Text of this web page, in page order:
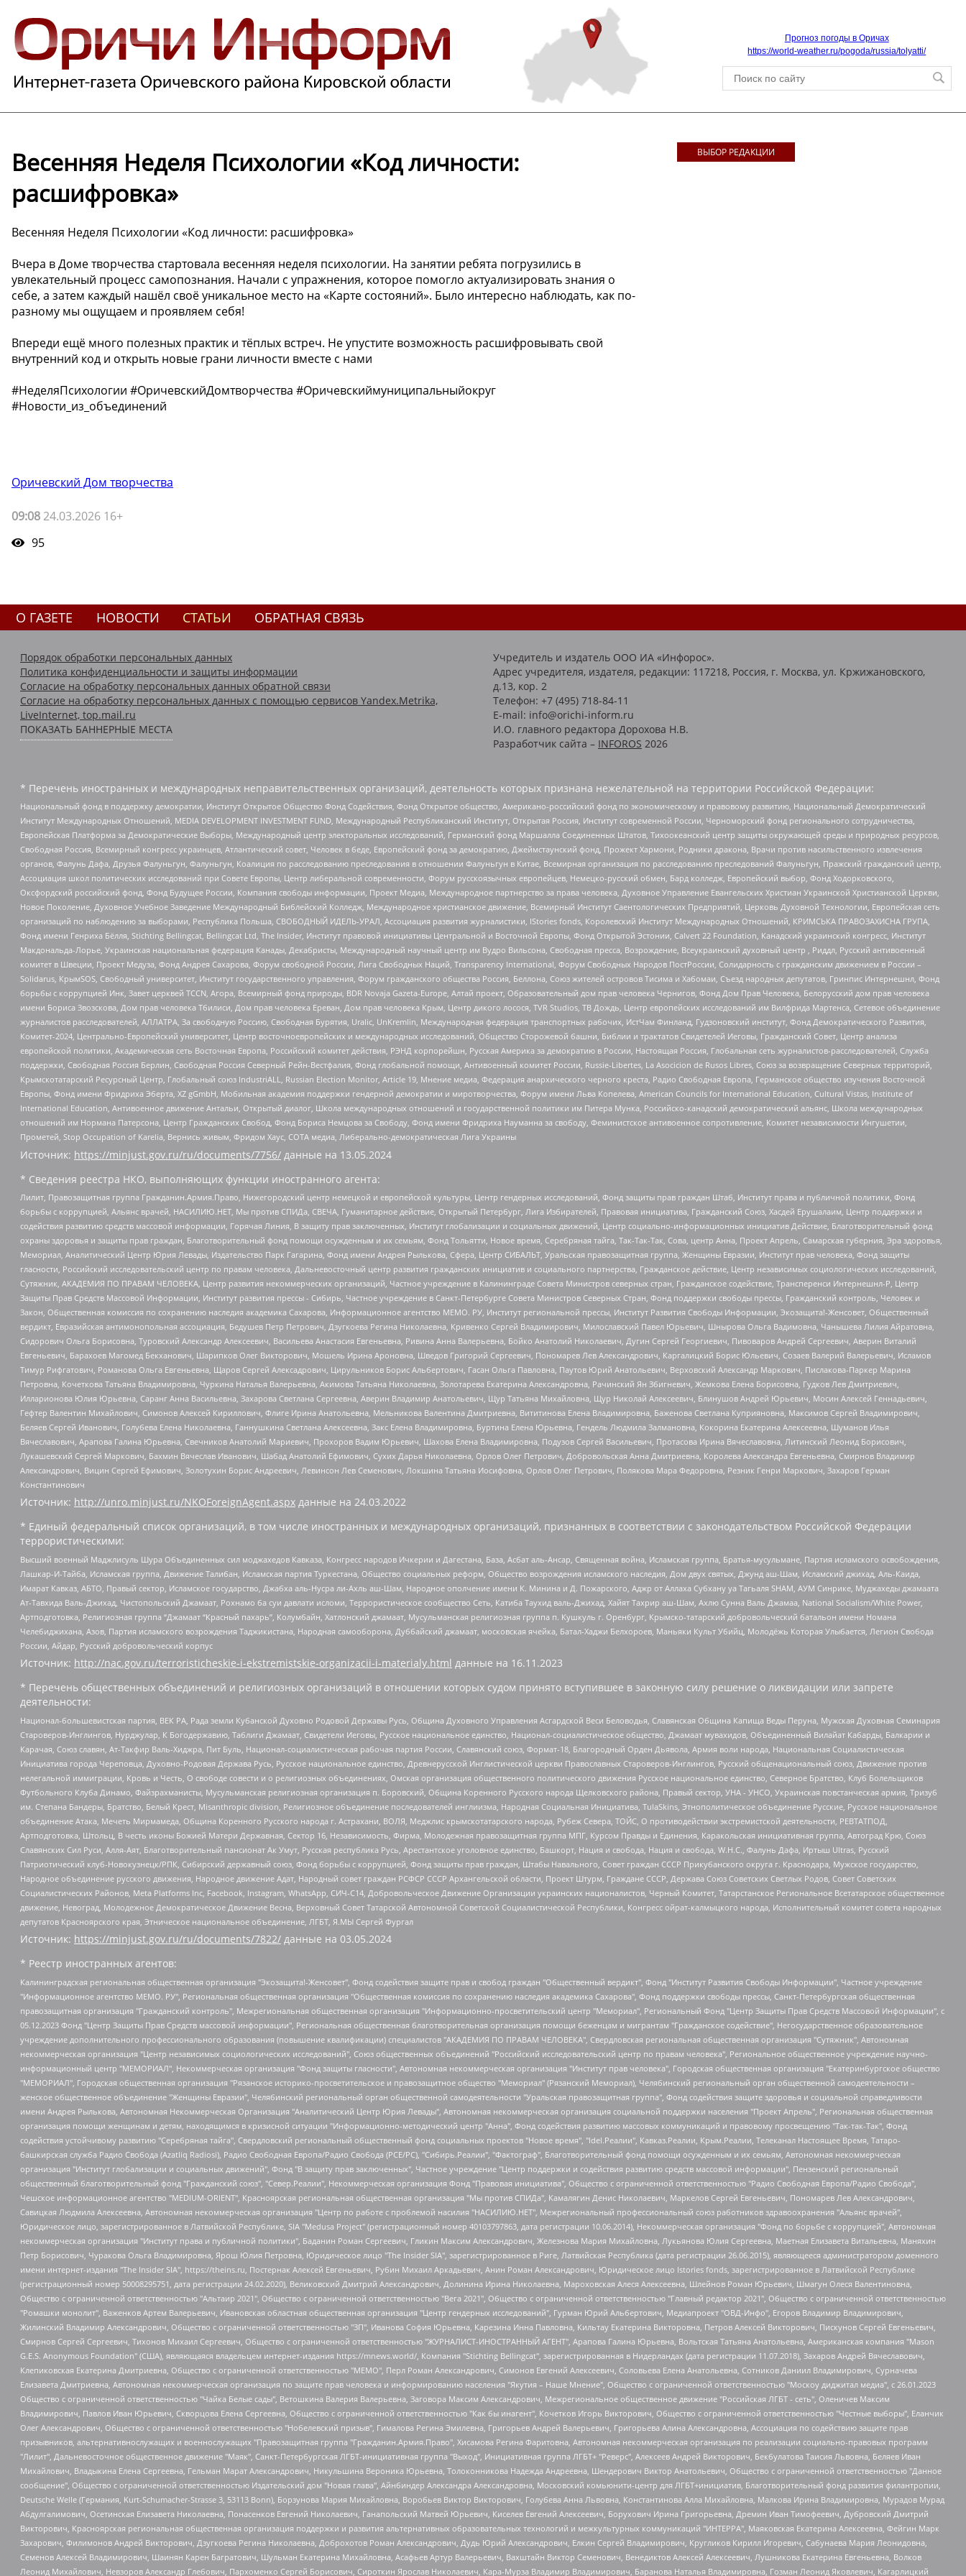
Прогноз погоды в Оричах
https://world-weather.ru/pogoda/russia/tolyatti/
Весенняя Неделя Психологии «Код личности:
расшифровка»
Весенняя Неделя Психологии «Код личности: расшифровка»
Вчера в Доме творчества стартовала весенняя неделя психологии. На занятии ребята погрузились в
увлекательный процесс самопознания. Начали с упражнения, которое помогло актуализировать знания о
себе, а затем каждый нашёл своё уникальное место на «Карте состояний». Было интересно наблюдать, как по-
разному мы ощущаем и проявляем себя!
Впереди ещё много полезных практик и тёплых встреч. Не упустите возможность расшифровывать свой
внутренний код и открыть новые грани личности вместе с нами ️
#НеделяПсихологии #ОричевскийДомтворчества #Оричевскиймуниципальныйокруг
#Новости_из_объединений
Оричевский Дом творчества
09:08 24.03.2026 16+
95
ВЫБОР РЕДАКЦИИ
О ГАЗЕТЕ НОВОСТИ СТАТЬИ ОБРАТНАЯ СВЯЗЬ
Порядок обработки персональных данных
Политика конфиденциальности и защиты информации
Согласие на обработку персональных данных обратной связи
Согласие на обработку персональных данных с помощью сервисов Yandex.Metrika,
LiveInternet, top.mail.ru
ПОКАЗАТЬ БАННЕРНЫЕ МЕСТА
Учредитель и издатель ООО ИА «Инфорос».
Адрес учредителя, издателя, редакции: 117218, Россия, г. Москва, ул. Кржижановского,
д.13, кор. 2
Телефон: +7 (495) 718-84-11
E-mail: info@orichi-inform.ru
И.О. главного редактора Дорохова Н.В.
Разработчик сайта – INFOROS 2026
* Перечень иностранных и международных неправительственных организаций, деятельность которых признана нежелательной на территории Российской Федерации:
Национальный фонд в поддержку демократии, Институт Открытое Общество Фонд Содействия, Фонд Открытое общество, Американо-российский фонд по экономическому и правовому развитию, Национальный Демократический
Институт Международных Отношений, MEDIA DEVELOPMENT INVESTMENT FUND, Международный Республиканский Институт, Открытая Россия, Институт современной России, Черноморский фонд регионального сотрудничества,
Европейская Платформа за Демократические Выборы, Международный центр электоральных исследований, Германский фонд Маршалла Соединенных Штатов, Тихоокеанский центр защиты окружающей среды и природных ресурсов,
Свободная Россия, Всемирный конгресс украинцев, Атлантический совет, Человек в беде, Европейский фонд за демократию, Джеймстаунский фонд, Прожект Хармони, Родники дракона, Врачи против насильственного извлечения
органов, Фалунь Дафа, Друзья Фалуньгун, Фалуньгун, Коалиция по расследованию преследования в отношении Фалуньгун в Китае, Всемирная организация по расследованию преследований Фалуньгун, Пражский гражданский центр,
Ассоциация школ политических исследований при Совете Европы, Центр либеральной современности, Форум русскоязычных европейцев, Немецко-русский обмен, Бард колледж, Европейский выбор, Фонд Ходорковского,
Оксфордский российский фонд, Фонд Будущее России, Компания свободы информации, Проект Медиа, Международное партнерство за права человека, Духовное Управление Евангельских Христиан Украинской Христианской Церкви,
Новое Поколение, Духовное Учебное Заведение Международный Библейский Колледж, Международное христианское движение, Всемирный Институт Саентологических Предприятий, Церковь Духовной Технологии, Европейская сеть
организаций по наблюдению за выборами, Республика Польша, СВОБОДНЫЙ ИДЕЛЬ-УРАЛ, Ассоциация развития журналистики, IStories fonds, Королевский Институт Международных Отношений, КРИМСЬКА ПРАВОЗАХИСНА ГРУПА,
Фонд имени Генриха Бёлля, Stichting Bellingcat, Bellingcat Ltd, The Insider, Институт правовой инициативы Центральной и Восточной Европы, Фонд Открытой Эстонии, Calvert 22 Foundation, Канадский украинский конгресс, Институт
Макдональда-Лорье, Украинская национальная федерация Канады, Декабристы, Международный научный центр им Вудро Вильсона, Свободная пресса, Возрождение, Всеукраинский духовный центр , Риддл, Русский антивоенный
комитет в Швеции, Проект Медуза, Фонд Андрея Сахарова, Форум свободной России, Лига Свободных Наций, Transparеncy International, Форум Свободных Народов ПостРоссии, Солидарность с гражданским движением в России –
Solidarus, КрымSOS, Свободный университет, Институт государственного управления, Форум гражданского общества Россия, Беллона, Союз жителей островов Тисима и Хабомаи, Съезд народных депутатов, Гринпис Интернешнл, Фонд
борьбы с коррупцией Инк, Завет церквей TCCN, Агора, Всемирный фонд природы, BDR Novaja Gazeta-Europe, Алтай проект, Образовательный дом прав человека Чернигов, Фонд Дом Прав Человека, Белорусский дом прав человека
имени Бориса Звозскова, Дом прав человека Тбилиси, Дом прав человека Ереван, Дом прав человека Крым, Центр дикого лосося, TVR Studios, ТВ Дождь, Центр европейских исследований им Вилфрида Мартенса, Сетевое объединение
журналистов расследователей, АЛЛАТРА, За свободную Россию, Свободная Бурятия, Uralic, UnKremlin, Международная федерация транспортных рабочих, ИстЧам Финланд, Гудзоновский институт, Фонд Демократического Развития,
Комитет-2024, Центрально-Европейский университет, Центр восточноевропейских и международных исследований, Общество Сторожевой башни, Библии и трактатов Свидетелей Иеговы, Гражданский Совет, Центр анализа
европейской политики, Академическая сеть Восточная Европа, Российский комитет действия, РЭНД корпорейшн, Русская Америка за демократию в России, Настоящая Россия, Глобальная сеть журналистов-расследователей, Служба
поддержки, Свободная Россия Берлин, Свободная Россия Северный Рейн-Вестфалия, Фонд глобальной помощи, Антивоенный комитет России, Russie-Libertes, La Asocicion de Rusos Libres, Союз за возвращение Северных территорий,
Крымскотатарский Ресурсный Центр, Глобальный союз IndustriALL, Russian Election Monitor, Article 19, Мнение медиа, Федерация анархического черного креста, Радио Свободная Европа, Германское общество изучения Восточной
Европы, Фонд имени Фридриха Эберта, XZ gGmbH, Мобильная академия поддержки гендерной демократии и миротворчества, Форум имени Льва Копелева, American Councils for International Education, Cultural Vistas, Institute of
International Education, Антивоенное движение Антальи, Открытый диалог, Школа международных отношений и государственной политики им Питера Мунка, Российско-канадский демократический альянс, Школа международных
отношений им Нормана Патерсона, Центр Гражданских Свобод, Фонд Бориса Немцова за Свободу, Фонд имени Фридриха Науманна за свободу, Феминистское антивоенное сопротивление, Комитет независимости Ингушетии,
Прометей, Stop Occupation of Karelia, Вернись живым, Фридом Хаус, СОТА медиа, Либерально-демократическая Лига Украины
Источник: https://minjust.gov.ru/ru/documents/7756/ данные на 13.05.2024
* Сведения реестра НКО, выполняющих функции иностранного агента:
Лилит, Правозащитная группа Гражданин.Армия.Право, Нижегородский центр немецкой и европейской культуры, Центр гендерных исследований, Фонд защиты прав граждан Штаб, Институт права и публичной политики, Фонд
борьбы с коррупцией, Альянс врачей, НАСИЛИЮ.НЕТ, Мы против СПИДа, СВЕЧА, Гуманитарное действие, Открытый Петербург, Лига Избирателей, Правовая инициатива, Гражданский Союз, Хасдей Ерушалаим, Центр поддержки и
содействия развитию средств массовой информации, Горячая Линия, В защиту прав заключенных, Институт глобализации и социальных движений, Центр социально-информационных инициатив Действие, Благотворительный фонд
охраны здоровья и защиты прав граждан, Благотворительный фонд помощи осужденным и их семьям, Фонд Тольятти, Новое время, Серебряная тайга, Так-Так-Так, Сова, центр Анна, Проект Апрель, Самарская губерния, Эра здоровья,
Мемориал, Аналитический Центр Юрия Левады, Издательство Парк Гагарина, Фонд имени Андрея Рылькова, Сфера, Центр СИБАЛЬТ, Уральская правозащитная группа, Женщины Евразии, Институт прав человека, Фонд защиты
гласности, Российский исследовательский центр по правам человека, Дальневосточный центр развития гражданских инициатив и социального партнерства, Гражданское действие, Центр независимых социологических исследований,
Сутяжник, АКАДЕМИЯ ПО ПРАВАМ ЧЕЛОВЕКА, Центр развития некоммерческих организаций, Частное учреждение в Калининграде Совета Министров северных стран, Гражданское содействие, Трансперенси Интернешнл-Р, Центр
Защиты Прав Средств Массовой Информации, Институт развития прессы - Сибирь, Частное учреждение в Санкт-Петербурге Совета Министров Северных Стран, Фонд поддержки свободы прессы, Гражданский контроль, Человек и
Закон, Общественная комиссия по сохранению наследия академика Сахарова, Информационное агентство МЕМО. РУ, Институт региональной прессы, Институт Развития Свободы Информации, Экозащита!-Женсовет, Общественный
вердикт, Евразийская антимонопольная ассоциация, Бедушев Петр Петрович, Дзугкоева Регина Николаевна, Кривенко Сергей Владимирович, Милославский Павел Юрьевич, Шнырова Ольга Вадимовна, Чанышева Лилия Айратовна,
Сидорович Ольга Борисовна, Туровский Александр Алексеевич, Васильева Анастасия Евгеньевна, Ривина Анна Валерьевна, Бойко Анатолий Николаевич, Дугин Сергей Георгиевич, Пивоваров Андрей Сергеевич, Аверин Виталий
Евгеньевич, Барахоев Магомед Бекханович, Шарипков Олег Викторович, Мошель Ирина Ароновна, Шведов Григорий Сергеевич, Пономарев Лев Александрович, Каргалицкий Борис Юльевич, Созаев Валерий Валерьевич, Исламов
Тимур Рифгатович, Романова Ольга Евгеньевна, Щаров Сергей Алексадрович, Цирульников Борис Альбертович, Гасан Ольга Павловна, Паутов Юрий Анатольевич, Верховский Александр Маркович, Пислакова-Паркер Марина
Петровна, Кочеткова Татьяна Владимировна, Чуркина Наталья Валерьевна, Акимова Татьяна Николаевна, Золотарева Екатерина Александровна, Рачинский Ян Збигневич, Жемкова Елена Борисовна, Гудков Лев Дмитриевич,
Илларионова Юлия Юрьевна, Саранг Анна Васильевна, Захарова Светлана Сергеевна, Аверин Владимир Анатольевич, Щур Татьяна Михайловна, Щур Николай Алексеевич, Блинушов Андрей Юрьевич, Мосин Алексей Геннадьевич,
Гефтер Валентин Михайлович, Симонов Алексей Кириллович, Флиге Ирина Анатольевна, Мельникова Валентина Дмитриевна, Вититинова Елена Владимировна, Баженова Светлана Куприяновна, Максимов Сергей Владимирович,
Беляев Сергей Иванович, Голубева Елена Николаевна, Ганнушкина Светлана Алексеевна, Закс Елена Владимировна, Буртина Елена Юрьевна, Гендель Людмила Залмановна, Кокорина Екатерина Алексеевна, Шуманов Илья
Вячеславович, Арапова Галина Юрьевна, Свечников Анатолий Мариевич, Прохоров Вадим Юрьевич, Шахова Елена Владимировна, Подузов Сергей Васильевич, Протасова Ирина Вячеславовна, Литинский Леонид Борисович,
Лукашевский Сергей Маркович, Бахмин Вячеслав Иванович, Шабад Анатолий Ефимович, Сухих Дарья Николаевна, Орлов Олег Петрович, Добровольская Анна Дмитриевна, Королева Александра Евгеньевна, Смирнов Владимир
Александрович, Вицин Сергей Ефимович, Золотухин Борис Андреевич, Левинсон Лев Семенович, Локшина Татьяна Иосифовна, Орлов Олег Петрович, Полякова Мара Федоровна, Резник Генри Маркович, Захаров Герман
Константинович
Источник: http://unro.minjust.ru/NKOForeignAgent.aspx данные на 24.03.2022
* Единый федеральный список организаций, в том числе иностранных и международных организаций, признанных в соответствии с законодательством Российской Федерации
террористическими:
Высший военный Маджлисуль Шура Объединенных сил моджахедов Кавказа, Конгресс народов Ичкерии и Дагестана, База, Асбат аль-Ансар, Священная война, Исламская группа, Братья-мусульмане, Партия исламского освобождения,
Лашкар-И-Тайба, Исламская группа, Движение Талибан, Исламская партия Туркестана, Общество социальных реформ, Общество возрождения исламского наследия, Дом двух святых, Джунд аш-Шам, Исламский джихад, Аль-Каида,
Имарат Кавказ, АБТО, Правый сектор, Исламское государство, Джабха аль-Нусра ли-Ахль аш-Шам, Народное ополчение имени К. Минина и Д. Пожарского, Аджр от Аллаха Субхану уа Тагьаля SHAM, АУМ Синрике, Муджахеды джамаата
Ат-Тавхида Валь-Джихад, Чистопольский Джамаат, Рохнамо ба суи давлати исломи, Террористическое сообщество Сеть, Катиба Таухид валь-Джихад, Хайят Тахрир аш-Шам, Ахлю Сунна Валь Джамаа, National Socialism/White Power,
Артподготовка, Религиозная группа “Джамаат “Красный пахарь”, Колумбайн, Хатлонский джамаат, Мусульманская религиозная группа п. Кушкуль г. Оренбург, Крымско-татарский добровольческий батальон имени Номана
Челебиджихана, Азов, Партия исламского возрождения Таджикистана, Народная самооборона, Дуббайский джамаат, московская ячейка, Батал-Хаджи Белхороев, Маньяки Культ Убийц, Молодёжь Которая Улыбается, Легион Свобода
России, Айдар, Русский добровольческий корпус
Источник: http://nac.gov.ru/terroristicheskie-i-ekstremistskie-organizacii-i-materialy.html данные на 16.11.2023
* Перечень общественных объединений и религиозных организаций в отношении которых судом принято вступившее в законную силу решение о ликвидации или запрете
деятельности:
Национал-большевистская партия, ВЕК РА, Рада земли Кубанской Духовно Родовой Державы Русь, Община Духовного Управления Асгардской Веси Беловодья, Славянская Община Капища Веды Перуна, Мужская Духовная Семинария
Староверов-Инглингов, Нурджулар, К Богодержавию, Таблиги Джамаат, Свидетели Иеговы, Русское национальное единство, Национал-социалистическое общество, Джамаат мувахидов, Объединенный Вилайат Кабарды, Балкарии и
Карачая, Союз славян, Ат-Такфир Валь-Хиджра, Пит Буль, Национал-социалистическая рабочая партия России, Славянский союз, Формат-18, Благородный Орден Дьявола, Армия воли народа, Национальная Социалистическая
Инициатива города Череповца, Духовно-Родовая Держава Русь, Русское национальное единство, Древнерусской Инглистической церкви Православных Староверов-Инглингов, Русский общенациональный союз, Движение против
нелегальной иммиграции, Кровь и Честь, О свободе совести и о религиозных объединениях, Омская организация общественного политического движения Русское национальное единство, Северное Братство, Клуб Болельщиков
Футбольного Клуба Динамо, Файзрахманисты, Мусульманская религиозная организация п. Боровский, Община Коренного Русского народа Щелковского района, Правый сектор, УНА - УНСО, Украинская повстанческая армия, Тризуб
им. Степана Бандеры, Братство, Белый Крест, Misanthropic division, Религиозное объединение последователей инглиизма, Народная Социальная Инициатива, TulaSkins, Этнополитическое объединение Русские, Русское национальное
объединение Атака, Мечеть Мирмамеда, Община Коренного Русского народа г. Астрахани, ВОЛЯ, Меджлис крымскотатарского народа, Рубеж Севера, ТОЙС, О противодействии экстремистской деятельности, РЕВТАТПОД,
Артподготовка, Штольц, В честь иконы Божией Матери Державная, Сектор 16, Независимость, Фирма, Молодежная правозащитная группа МПГ, Курсом Правды и Единения, Каракольская инициативная группа, Автоград Крю, Союз
Славянских Сил Руси, Алля-Аят, Благотворительный пансионат Ак Умут, Русская республика Русь, Арестантское уголовное единство, Башкорт, Нация и свобода, Нация и свобода, W.H.С., Фалунь Дафа, Иртыш Ultras, Русский
Патриотический клуб-Новокузнецк/РПК, Сибирский державный союз, Фонд борьбы с коррупцией, Фонд защиты прав граждан, Штабы Навального, Совет граждан СССР Прикубанского округа г. Краснодара, Мужское государство,
Народное объединение русского движения, Народное движение Адат, Народный совет граждан РСФСР СССР Архангельской области, Проект Штурм, Граждане СССР, Держава Союз Советских Светлых Родов, Совет Советских
Социалистических Районов, Meta Platforms Inc, Facebook, Instagram, WhatsApp, СИЧ-С14, Добровольческое Движение Организации украинских националистов, Черный Комитет, Татарстанское Региональное Всетатарское общественное
движение, Невоград, Молодежное Демократическое Движение Весна, Верховный Совет Татарской Автономной Советской Социалистической Республики, Конгресс ойрат-калмыцкого народа, Исполнительный комитет совета народных
депутатов Красноярского края, Этническое национальное объединение, ЛГБТ, Я.МЫ Сергей Фургал
Источник: https://minjust.gov.ru/ru/documents/7822/ данные на 03.05.2024
* Реестр иностранных агентов:
Калининградская региональная общественная организация "Экозащита!-Женсовет", Фонд содействия защите прав и свобод граждан "Общественный вердикт", Фонд "Институт Развития Свободы Информации", Частное учреждение "Информационное агентство МЕМО. РУ", Региональная общественная организация "Общественная комиссия по сохранению наследия академика Сахарова", Фонд поддержки свободы прессы, Санкт-Петербургская общественная правозащитная организация "Гражданский контроль", Межрегиональная общественная организация "Информационно-просветительский центр "Мемориал", Региональный Фонд "Центр Защиты Прав Средств Массовой Информации", с 05.12.2023 Фонд "Центр Защиты Прав Средств массовой информации", Региональная общественная благотворительная организация помощи беженцам и мигрантам "Гражданское содействие", Негосударственное образовательное учреждение дополнительного профессионального образования (повышение квалификации) специалистов "АКАДЕМИЯ ПО ПРАВАМ ЧЕЛОВЕКА", Свердловская региональная общественная организация "Сутяжник", Автономная некоммерческая организация "Центр независимых социологических исследований", Союз общественных объединений "Российский исследовательский центр по правам человека", Региональное общественное учреждение научно-информационный центр "МЕМОРИАЛ", Некоммерческая организация "Фонд защиты гласности", Автономная некоммерческая организация "Институт прав человека", Городская общественная организация "Екатеринбургское общество "МЕМОРИАЛ", Городская общественная организация "Рязанское историко-просветительское и правозащитное общество "Мемориал" (Рязанский Мемориал), Челябинский региональный орган общественной самодеятельности – женское общественное объединение "Женщины Евразии", Челябинский региональный орган общественной самодеятельности "Уральская правозащитная группа", Фонд содействия защите здоровья и социальной справедливости имени Андрея Рылькова, Автономная Некоммерческая Организация "Аналитический Центр Юрия Левады", Автономная некоммерческая организация социальной поддержки населения "Проект Апрель", Региональная общественная организация помощи женщинам и детям, находящимся в кризисной ситуации "Информационно-методический центр "Анна", Фонд содействия развитию массовых коммуникаций и правовому просвещению "Так-так-Так", Фонд содействия устойчивому развитию "Серебряная тайга", Свердловский региональный общественный фонд социальных проектов "Новое время", "Idel.Реалии", Кавказ.Реалии, Крым.Реалии, Телеканал Настоящее Время, Татаро-башкирская служба Радио Свобода (Azatliq Radiosi), Радио Свободная Европа/Радио Свобода (PCE/PC), "Сибирь.Реалии", "Фактограф", Благотворительный фонд помощи осужденным и их семьям, Автономная некоммерческая организация "Институт глобализации и социальных движений", Фонд "В защиту прав заключенных", Частное учреждение "Центр поддержки и содействия развитию средств массовой информации", Пензенский региональный общественный благотворительный фонд "Гражданский союз", "Север.Реалии", Некоммерческая организация Фонд "Правовая инициатива", Общество с ограниченной ответственностью "Радио Свободная Европа/Радио Свобода", Чешское информационное агентство "MEDIUM-ORIENT", Красноярская региональная общественная организация "Мы против СПИДа", Камалягин Денис Николаевич, Маркелов Сергей Евгеньевич, Пономарев Лев Александрович, Савицкая Людмила Алексеевна, Автономная некоммерческая организация "Центр по работе с проблемой насилия "НАСИЛИЮ.НЕТ", Межрегиональный профессиональный союз работников здравоохранения "Альянс врачей", Юридическое лицо, зарегистрированное в Латвийской Республике, SIA "Medusa Project" (регистрационный номер 40103797863, дата регистрации 10.06.2014), Некоммерческая организация "Фонд по борьбе с коррупцией", Автономная некоммерческая организация "Институт права и публичной политики", Баданин Роман Сергеевич, Гликин Максим Александрович, Железнова Мария Михайловна, Лукьянова Юлия Сергеевна, Маетная Елизавета Витальевна, Маняхин Петр Борисович, Чуракова Ольга Владимировна, Ярош Юлия Петровна, Юридическое лицо "The Insider SIA", зарегистрированное в Риге, Латвийская Республика (дата регистрации 26.06.2015), являющееся администратором доменного имени интернет-издания "The Insider SIA", https://theins.ru, Постернак Алексей Евгеньевич, Рубин Михаил Аркадьевич, Анин Роман Александрович, Юридическое лицо Istories fonds, зарегистрированное в Латвийской Республике (регистрационный номер 50008295751, дата регистрации 24.02.2020), Великовский Дмитрий Александрович, Долинина Ирина Николаевна, Мароховская Алеся Алексеевна, Шлейнов Роман Юрьевич, Шмагун Олеся Валентиновна, Общество с ограниченной ответственностью "Альтаир 2021", Общество с ограниченной ответственностью "Вега 2021", Общество с ограниченной ответственностью "Главный редактор 2021", Общество с ограниченной ответственностью "Ромашки монолит", Важенков Артем Валерьевич, Ивановская областная общественная организация "Центр гендерных исследований", Гурман Юрий Альбертович, Медиапроект "ОВД-Инфо", Егоров Владимир Владимирович, Жилинский Владимир Александрович, Общество с ограниченной ответственностью "ЗП", Иванова София Юрьевна, Карезина Инна Павловна, Кильтау Екатерина Викторовна, Петров Алексей Викторович, Пискунов Сергей Евгеньевич, Смирнов Сергей Сергеевич, Тихонов Михаил Сергеевич, Общество с ограниченной ответственностью "ЖУРНАЛИСТ-ИНОСТРАННЫЙ АГЕНТ", Арапова Галина Юрьевна, Вольтская Татьяна Анатольевна, Американская компания "Mason G.E.S. Anonymous Foundation" (США), являющаяся владельцем интернет-издания https://mnews.world/, Компания "Stichting Bellingcat", зарегистрированная в Нидерландах (дата регистрации 11.07.2018), Захаров Андрей Вячеславович, Клепиковская Екатерина Дмитриевна, Общество с ограниченной ответственностью "МЕМО", Перл Роман Александрович, Симонов Евгений Алексеевич, Соловьева Елена Анатольевна, Сотников Даниил Владимирович, Сурначева Елизавета Дмитриевна, Автономная некоммерческая организация по защите прав человека и информированию населения "Якутия – Наше Мнение", Общество с ограниченной ответственностью "Москоу диджитал медиа", с 26.01.2023 Общество с ограниченной ответственностью "Чайка Белые сады", Ветошкина Валерия Валерьевна, Заговора Максим Александрович, Межрегиональное общественное движение "Российская ЛГБТ - сеть", Оленичев Максим Владимирович, Павлов Иван Юрьевич, Скворцова Елена Сергеевна, Общество с ограниченной ответственностью "Как бы инагент", Кочетков Игорь Викторович, Общество с ограниченной ответственностью "Честные выборы", Еланчик Олег Александрович, Общество с ограниченной ответственностью "Нобелевский призыв", Гималова Регина Эмилевна, Григорьев Андрей Валерьевич, Григорьева Алина Александровна, Ассоциация по содействию защите прав призывников, альтернативнослужащих и военнослужащих "Правозащитная группа "Гражданин.Армия.Право", Хисамова Регина Фаритовна, Автономная некоммерческая организация по реализации социально-правовых программ "Лилит", Дальневосточное общественное движение "Маяк", Санкт-Петербургская ЛГБТ-инициативная группа "Выход", Инициативная группа ЛГБТ+ "Реверс", Алексеев Андрей Викторович, Бекбулатова Таисия Львовна, Беляев Иван Михайлович, Владыкина Елена Сергеевна, Гельман Марат Александрович, Никульшина Вероника Юрьевна, Толоконникова Надежда Андреевна, Шендерович Виктор Анатольевич, Общество с ограниченной ответственностью "Данное сообщение", Общество с ограниченной ответственностью Издательский дом "Новая глава", Айнбиндер Александра Александровна, Московский комьюнити-центр для ЛГБТ+инициатив, Благотворительный фонд развития филантропии, Deutsche Welle (Германия, Kurt-Schumacher-Strasse 3, 53113 Bonn), Борзунова Мария Михайловна, Воробьев Виктор Викторович, Голубева Анна Львовна, Константинова Алла Михайловна, Малкова Ирина Владимировна, Мурадов Мурад Абдулгалимович, Осетинская Елизавета Николаевна, Понасенков Евгений Николаевич, Ганапольский Матвей Юрьевич, Киселев Евгений Алексеевич, Борухович Ирина Григорьевна, Дремин Иван Тимофеевич, Дубровский Дмитрий Викторович, Красноярская региональная общественная организация поддержки и развития альтернативных образовательных технологий и межкультурных коммуникаций "ИНТЕРРА", Маяковская Екатерина Алексеевна, Фейгин Марк Захарович, Филимонов Андрей Викторович, Дзугкоева Регина Николаевна, Доброхотов Роман Александрович, Дудь Юрий Александрович, Елкин Сергей Владимирович, Кругликов Кирилл Игоревич, Сабунаева Мария Леонидовна, Семенов Алексей Владимирович, Шаинян Карен Багратович, Шульман Екатерина Михайловна, Асафьев Артур Валерьевич, Вахштайн Виктор Семенович, Венедиктов Алексей Алексеевич, Лушникова Екатерина Евгеньевна, Волков Леонид Михайлович, Невзоров Александр Глебович, Пархоменко Сергей Борисович, Сироткин Ярослав Николаевич, Кара-Мурза Владимир Владимирович, Баранова Наталья Владимировна, Гозман Леонид Яковлевич, Кагарлицкий Борис Юльевич, Климарев Михаил Валерьевич, Милов Владимир Станиславович, Автономная некоммерческая организация Краснодарский центр современного искусства "Типография", Моргенштерн Алишер Тагирович, Соболь Любовь Эдуардовна, Общество с ограниченной ответственностью "ЛИЗА НОРМ", Каспаров Гарри Кимович, Ходорковский Михаил Борисович, Общество с ограниченной ответственностью "Апрельские тезисы", Данилович Ирина Брониславовна, Кашин Олег Владимирович, Петров Николай Владимирович, Пивоваров Алексей Владимирович, Соколов Михаил Владимирович, Цветкова Юлия Владимировна, Чичваркин Евгений Александрович, Комитет против пыток/Команда против пыток, Общество с ограниченной ответственностью "Первый научный", Общество с ограниченной ответственностью "Вертолет и ко", Белоцерковская Вероника Борисовна, Кац Максим Евгеньевич, Лазарева Татьяна Юрьевна, Шаведдинов Руслан Табризович, Яшин Илья Валерьевич, Общество с ограниченной ответственностью "Иноагент ААВ", Алешковский Дмитрий Петрович, Альбац Евгения Марковна, Быков Дмитрий Львович, Галямина Юлия Евгеньевна, Лойко Сергей Леонидович, Мартынов Кирилл Константинович, Медведев Сергей Александрович, Крашенинников Федор Геннадиевич, Гордеева Катерина Вл